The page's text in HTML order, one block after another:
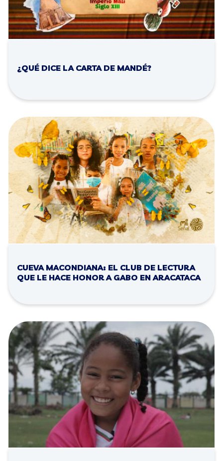
¿QUÉ DICE LA CARTA DE MANDÉ?
CUEVA MACONDIANA: EL CLUB DE LECTURA
QUE LE HACE HONOR A GABO EN ARACATACA